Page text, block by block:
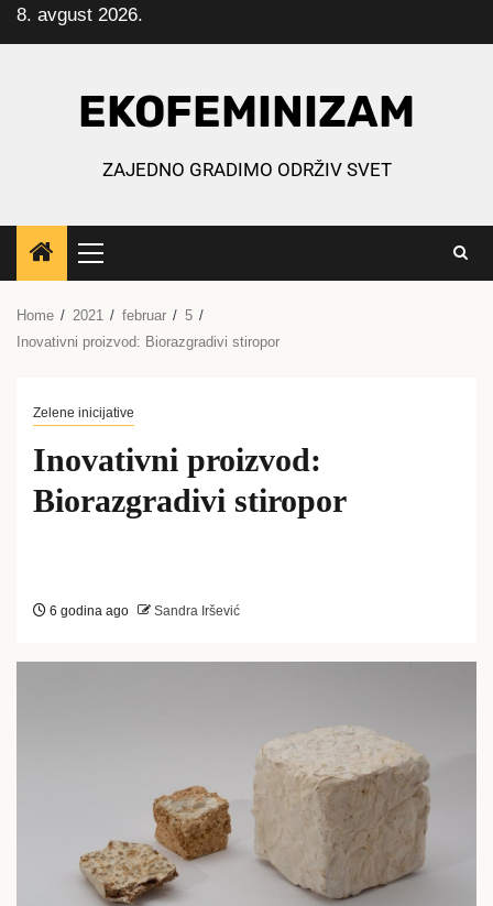
Skip
to
8. avgust 2026.
EKOFEMINIZAM
ZAJEDNO GRADIMO ODRŽIV SVET
Primary
Menu
Home 2021 februar
5
Inovativni proizvod: Biorazgradivi stiropor
Zelene inicijative
Inovativni proizvod:
Biorazgradivi stiropor
6 godina ago Sandra Iršević